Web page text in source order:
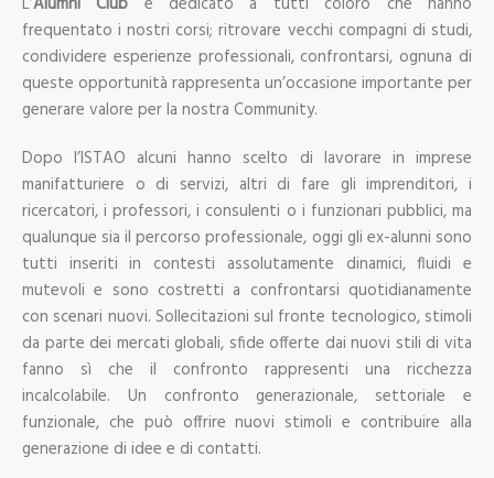
frequentato i nostri corsi; ritrovare vecchi compagni di studi,
condividere esperienze professionali, confrontarsi, ognuna di
queste opportunità rappresenta un’occasione importante per
generare valore per la nostra Community.
Dopo l’ISTAO alcuni hanno scelto di lavorare in imprese
manifatturiere o di servizi, altri di fare gli imprenditori, i
ricercatori, i professori, i consulenti o i funzionari pubblici, ma
qualunque sia il percorso professionale, oggi gli ex-alunni sono
tutti inseriti in contesti assolutamente dinamici, fluidi e
mutevoli e sono costretti a confrontarsi quotidianamente
con scenari nuovi. Sollecitazioni sul fronte tecnologico, stimoli
da parte dei mercati globali, sfide offerte dai nuovi stili di vita
fanno sì che il confronto rappresenti una ricchezza
incalcolabile. Un confronto generazionale, settoriale e
funzionale, che può offrire nuovi stimoli e contribuire alla
generazione di idee e di contatti.